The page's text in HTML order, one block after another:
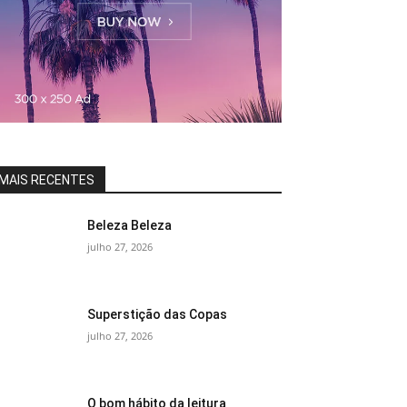
RECENTES
Beleza Beleza
julho 27, 2026
Superstição das Copas
julho 27, 2026
O bom hábito da leitura